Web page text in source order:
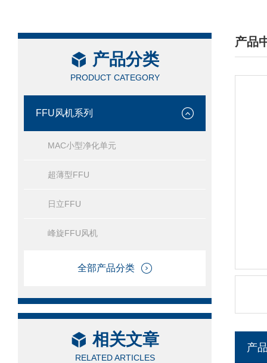
产品分类
PRODUCT CATEGORY
FFU风机系列
MAC小型净化单元
超薄型FFU
日立FFU
峰旋FFU风机
全部产品分类
相关文章
RELATED ARTICLES
产品
/
产